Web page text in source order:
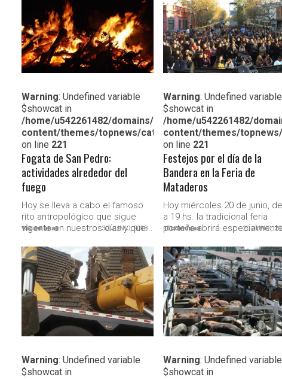
LEER MAS
Warning: Undefined variable
$showcat in
/home/u542261482/domains/15comunas.com.ar/
content/themes/topnews/category.php
on line 221
Fogata de San Pedro:
actividades alrededor del
fuego
Hoy se lleva a cabo el famoso
rito antropológico que sigue
vigente en nuestros días y que...
15comunas 30 JUNIO, 2018
LEER MAS
Warning: Undefined variable
$showcat in
/home/u542261482/
content/themes/
on line 221
Festejos por el día de la
Bandera en la Feria de
Mataderos
Hoy miércoles 20 de junio,
a 19 hs. la tradicional feria
porteña abrirá
15comunas 20 JUNIO,
LEER MAS
Warning: Undefined variable
$showcat in
LEER MAS
Warning: Undefined variable
$showcat in